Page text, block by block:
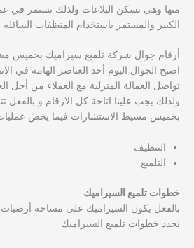
منها وهى تسكن البلاعات ولذلك نستمر في
الكبير والمستمر باستخدام المنظفات السائله
أرقام جوال شركة تلميع سيراميك بخميس
اصبح الجوال اليوم أحد العناصر الهامة في
تواصل العمالة المنزلية مع العملاء من أجل
ولذلك يجب علينا اتاحة كل الارقام و
بخميس مشيط الاستشارات فيما يخص
التنظيف
التلميع
خطوات تلميع السيراميك
بالفعل يكون السيراميك على مساحة
نحدد خطوات تلميع السيراميك